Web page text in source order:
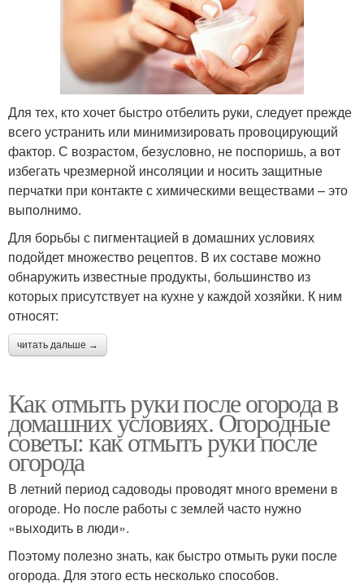
Для тех, кто хочет быстро отбелить руки, следует прежде
всего устранить или минимизировать провоцирующий
фактор. С возрастом, безусловно, не поспоришь, а вот
избегать чрезмерной инсоляции и носить защитные
перчатки при контакте с химическими веществами – это
выполнимо.
Для борьбы с пигментацией в домашних условиях
подойдет множество рецептов. В их составе можно
обнаружить известные продукты, большинство из
которых присутствует на кухне у каждой хозяйки. К ним
относят:
читать дальше →
Как отмыть руки после огорода в
домашних условиях. Огородные
советы: как отмыть руки после
огорода
В летний период садоводы проводят много времени в
огороде. Но после работы с землей часто нужно
«выходить в люди».
Поэтому полезно знать, как быстро отмыть руки после
огорода. Для этого есть несколько способов.